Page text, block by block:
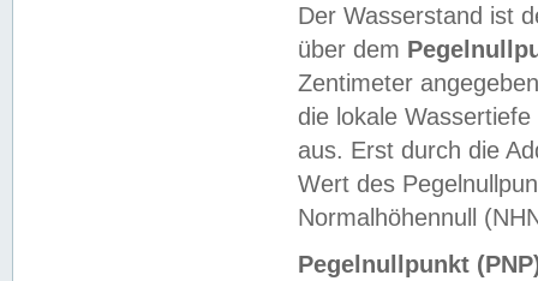
Der Wasserstand ist
über dem
Zentimeter
die lokale
aus. Erst durch die
Wert des
Normalhöhennull
Pegelnullpunkt